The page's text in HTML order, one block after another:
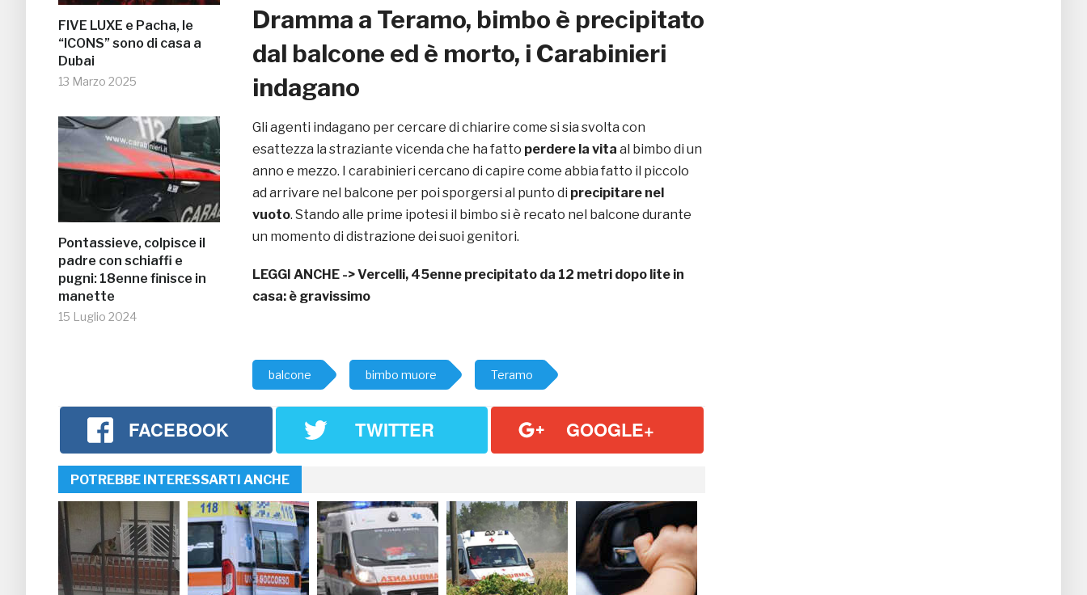
FIVE LUXE e Pacha, le
“ICONS” sono di casa a
Dubai
13 Marzo 2025
Pontassieve, colpisce il
padre con schiaffi e
pugni: 18enne finisce in
manette
15 Luglio 2024
Dramma a Teramo, bimbo è precipitato
dal balcone ed è morto, i Carabinieri
indagano
Gli agenti indagano per cercare di chiarire come si sia svolta con
esattezza la straziante vicenda che ha fatto perdere la vita al bimbo di un
anno e mezzo. I carabinieri cercano di capire come abbia fatto il piccolo
ad arrivare nel balcone per poi sporgersi al punto di precipitare nel
vuoto. Stando alle prime ipotesi il bimbo si è recato nel balcone durante
un momento di distrazione dei suoi genitori.
LEGGI ANCHE ->Vercelli, 45enne precipitato da 12 metri dopo lite in
casa: è gravissimo
balcone bimbo muore Teramo
FACEBOOK TWITTER GOOGLE+
POTREBBE INTERESSARTI ANCHE